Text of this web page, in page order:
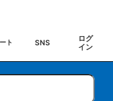
ト SNS
ログ
イン